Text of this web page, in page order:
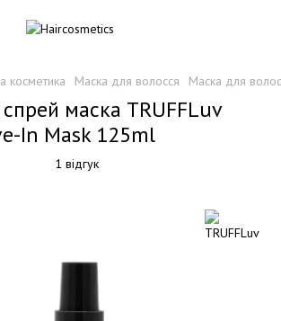
косметика Маска для волосся Маска для
маска TRUFFLuv
In Mask 125ml
1 відгук